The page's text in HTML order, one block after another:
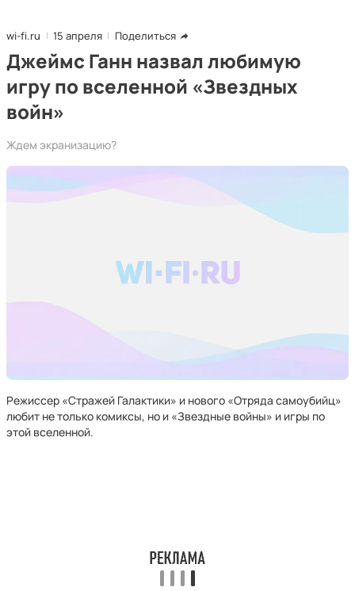
wi-fi.ru 15 апреля Поделиться
Джеймс Ганн назвал любимую
игру по вселенной «Звездных
войн»
Ждем экранизацию?
Режиссер «Стражей Галактики» и нового «Отряда самоубийц»
любит не только комиксы, но и «Звездные войны» и игры по
этой вселенной.